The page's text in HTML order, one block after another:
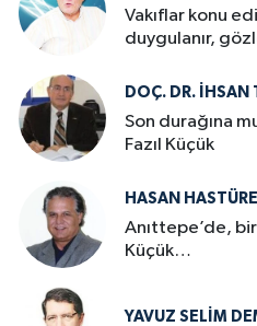
Vakıflar konu
duygulanır,
DOÇ. DR. İHSAN
Son durağına
Fazıl Küçük
HASAN
Anıttepe’de, bir
Küçük…
YAVUZ SELIM